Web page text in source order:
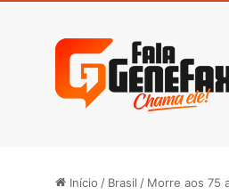
Início / Brasil / Morre aos 75